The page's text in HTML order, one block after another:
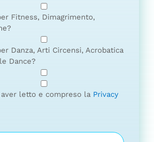
Fitness, Dimagrimento,
Danza, Arti Circensi, Acrobatica
Dance?
letto e compreso la Privacy